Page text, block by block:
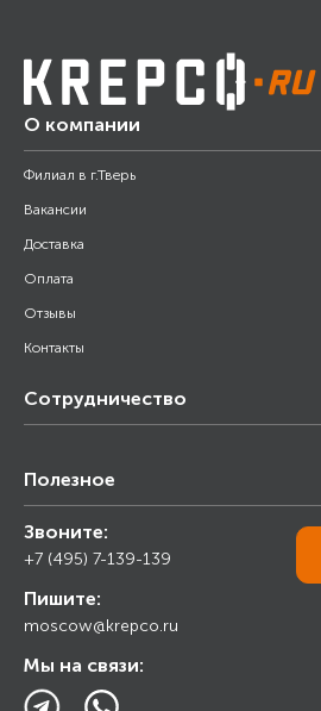
О компании
Филиал в г.Тверь
Вакансии
Доставка
Оплата
Отзывы
Контакты
Сотрудничество
Снабжение строительства
Торговым организациям
Полезное
Калькулятор
Прайс лист
Ответы на вопросы
Блог
Звоните:
+7 (495) 7-139-139
Пишите:
moscow@krepco.ru
Мы на связи: